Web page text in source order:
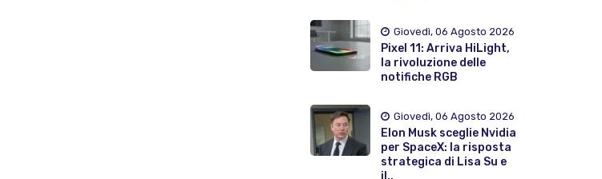
Giovedì, 06 Agosto 2026
Pixel 11: Arriva HiLight,
la rivoluzione delle
notifiche RGB
Giovedì, 06 Agosto 2026
Elon Musk sceglie Nvidia
per SpaceX: la risposta
strategica di Lisa Su e
il..